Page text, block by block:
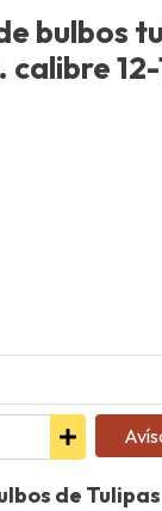
bulbos
12-
de